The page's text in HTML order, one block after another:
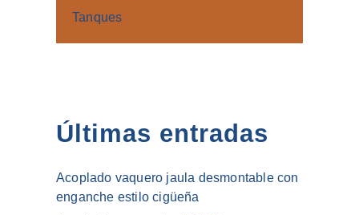
Tanques
Últimas entradas
Acoplado vaquero jaula desmontable con
enganche estilo cigüeña